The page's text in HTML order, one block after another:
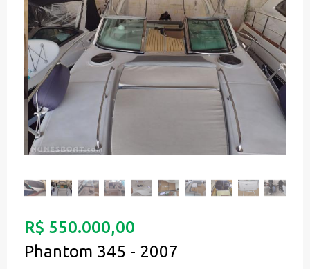
R$ 550.000,00
Phantom 345 - 2007